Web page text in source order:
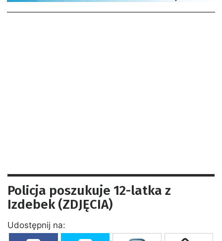
Policja poszukuje 12-latka z
Izdebek (ZDJĘCIA)
Udostępnij na: